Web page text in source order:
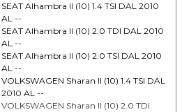
SEAT Alhambra II (10) 1.4 TSI DAL 2010
AL --
SEAT Alhambra II (10) 2.0 TDI DAL 2010
AL --
SEAT Alhambra II (10) 2.0 TSI DAL 2010
AL --
VOLKSWAGEN Sharan II (10) 1.4 TSI DAL
2010 AL --
VOLKSWAGEN Sharan II (10) 2.0 TDI